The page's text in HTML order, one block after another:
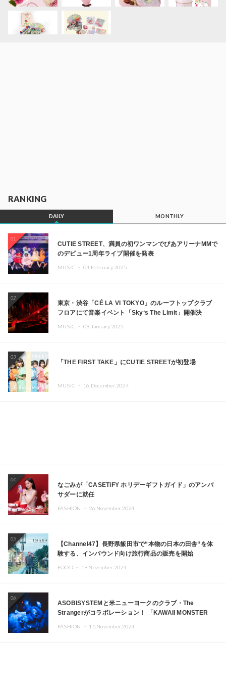
RANKING
DAILY MONTHLY
01
CUTIE STREET、満員の初ワンマンでぴあアリーナMMで
のデビュー1周年ライブ開催を発表
MUSIC ・ 04.February.2025
02
東京・渋谷「CÉ LA VI TOKYO」のルーフトップクラブ
フロアにて音楽イベント「Sky‘s The Limit」開催決
MUSIC ・ 09.January.2025
03
「THE FIRST TAKE」にCUTIE STREETが初登場
MUSIC ・ 16.December.2024
04
なごみが「CASETiFY ホリデーギフトガイド」のアンバ
サダーに就任
FASHION ・ 26.November.2024
05
【Channel47】長野県飯田市で“本物の日本の田舎“を体
験する、インバウンド向け旅行商品の販売を開始
FOOD ・ 19.November.2024
06
ASOBISYSTEMと米ニューヨークのクラブ・The
Strangerがコラボレーション！ 「KAWAII MONSTER
FASHION ・ 15.November.2024